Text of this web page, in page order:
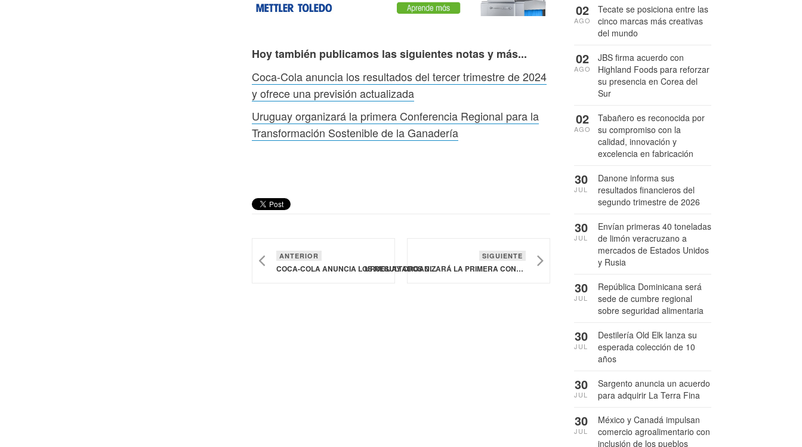
Hoy también publicamos las siguientes notas y más...
Coca-Cola anuncia los resultados del tercer trimestre de 2024
y ofrece una previsión actualizada
Uruguay organizará la primera Conferencia Regional para la
Transformación Sostenible de la Ganadería
ANTERIOR
COCA-COLA ANUNCIA LOS RESULTADOS DEL TERCER TRIMESTRE DE 2024 Y OFRECE UNA PREVISIÓN ACTUALIZADA
SIGUIENTE
URUGUAY ORGANIZARÁ LA PRIMERA CONFERENCIA REGIONAL PARA LA TRANSFORMACIÓN SOSTENIBLE DE LA GANADERÍA
Tecate se posiciona entre las
cinco marcas más creativas
del mundo
02
AGO
JBS firma acuerdo con
Highland Foods para reforzar
su presencia en Corea del
Sur
02
AGO
Tabañero es reconocida por
su compromiso con la
calidad, innovación y
excelencia en fabricación
02
AGO
Danone informa sus
resultados financieros del
segundo trimestre de 2026
30
JUL
Envían primeras 40 toneladas
de limón veracruzano a
mercados de Estados Unidos
y Rusia
30
JUL
República Dominicana será
sede de cumbre regional
sobre seguridad alimentaria
30
JUL
Destilería Old Elk lanza su
esperada colección de 10
años
30
JUL
Sargento anuncia un acuerdo
para adquirir La Terra Fina
30
JUL
México y Canadá impulsan
comercio agroalimentario con
inclusión de los pueblos
30
JUL